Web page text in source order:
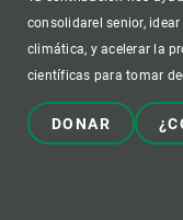
consolidarel senior,
climática, y acelerar la
científicas para tomar
DONAR